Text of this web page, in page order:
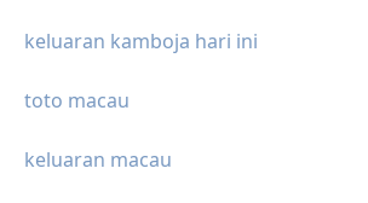
keluaran kamboja hari ini
toto macau
keluaran macau